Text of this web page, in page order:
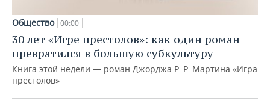
Общество 00:00
30 лет «Игре престолов»: как один роман
превратился в большую субкультуру
Книга этой недели — роман Джорджа Р. Р. Мартина «Игра
престолов»